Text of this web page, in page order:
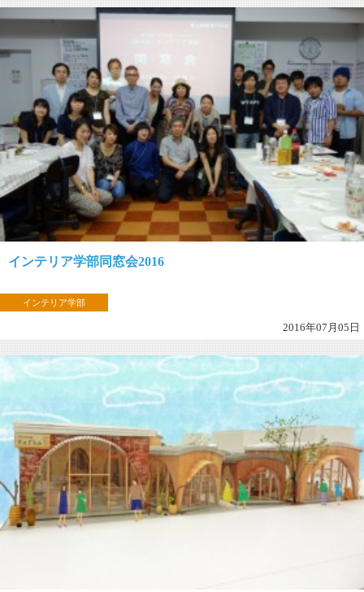
インテリア学部同窓会2016
インテリア学部
2016年07月05日